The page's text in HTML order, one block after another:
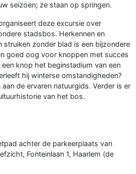
seizoen; ze staan op springen.
deze excursie over
stadsbos. Herkennen en
struiken zonder blad is een bijzondere
goed oog voor knoppen met succes
knop het beginstadium van een
hij winterse omstandigheden?
de ervaren natuurgids. Verder is er
van het bos.
achter de parkeerplaats van
Fonteinlaan 1, Haarlem (de